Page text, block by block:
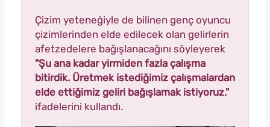
Çizim yeteneğiyle de bilinen genç oyuncu
çizimlerinden elde edilecek olan gelirlerin
afetzedelere bağışlanacağını söyleyerek
"Şu ana kadar yirmiden fazla çalışma
bitirdik. Üretmek istediğimiz çalışmalardan
elde ettiğimiz geliri bağışlamak istiyoruz."
ifadelerini kullandı.